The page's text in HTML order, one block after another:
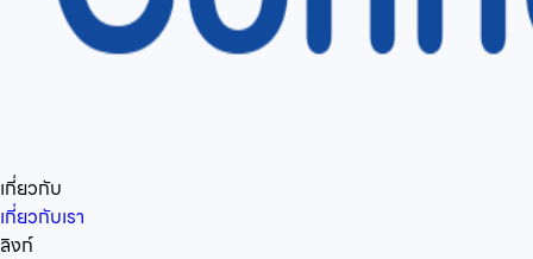
เกี่ยวกับ
เกี่ยวกับเรา
ลิงก์